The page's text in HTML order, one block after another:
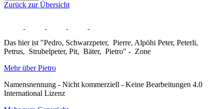
Zurück zur Übersicht
Das hier ist "Pedro, Schwarzpeter, Pierre, Alpöhi Peter, Peterli,
Petrus, Strubelpeter, Pit, Bäter, Pietro" - Zone
Mehr über Pietro
Namensnennung - Nicht kommerziell - Keine Bearbeitungen 4.0
International Lizenz